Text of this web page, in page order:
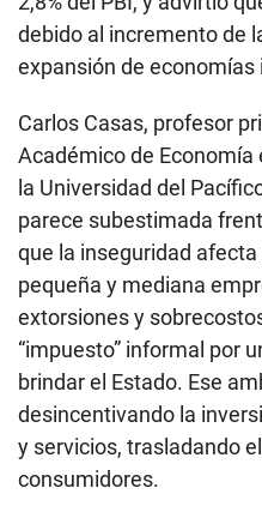
debido al incremento de
expansión de economías
Carlos Casas, profesor
Académico de Economía
la Universidad del
parece subestimada
que la inseguridad
pequeña y mediana
extorsiones y
“impuesto” informal por
brindar el Estado. Ese
desincentivando la
y servicios, trasladando
consumidores.